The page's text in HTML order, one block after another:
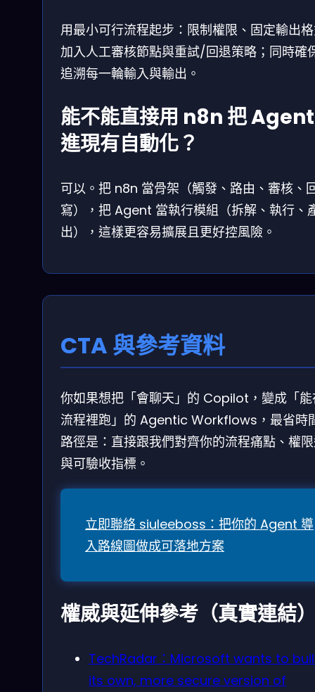
用最小可行流程起步：限制權限、固定輸出
加入人工審核節點與重試/回退策略；同時確
追溯每一輪輸入與輸出。
能不能直接用 n8n 把
進現有自動化？
可以。把 n8n 當骨架（觸發、路由、審核、
寫），把 Agent 當執行模組（拆解、執行、
出），這樣更容易擴展且更好控風險。
CTA 與參考資料
你如果想把「會聊天」的 Copilot，變成「
流程裡跑」的 Agentic Workflows，最省時
路徑是：直接跟我們對齊你的流程痛點、權
與可驗收指標。
立即聯絡 siuleeboss：把你的 Agent 導
入路線圖做成可落地方案
權威與延伸參考（真實連結
TechRadar：Microsoft wants to
its own, more secure version of